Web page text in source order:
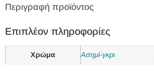
Περιγραφή προϊόντος
Επιπλέον πληροφορίες
Χρώμα Ασημί-γκρι